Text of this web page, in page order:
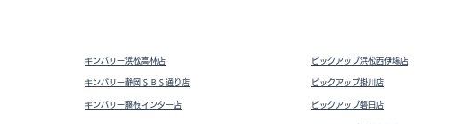
キンバリー浜松高林店
キンバリー静岡ＳＢＳ通り店
キンバリー藤枝インター店
ピックアップ浜松西伊場店
ピックアップ掛川 店
ピックアップ磐田店